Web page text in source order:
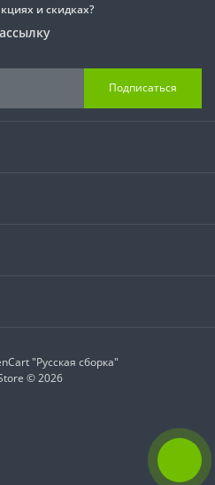
и скидках?
Подписаться
"Русская сборка"
© 2026